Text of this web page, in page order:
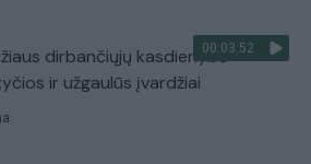
00:03:52
dirbančiųjų kasdienybė –
ir užgaulūs įvardžiai